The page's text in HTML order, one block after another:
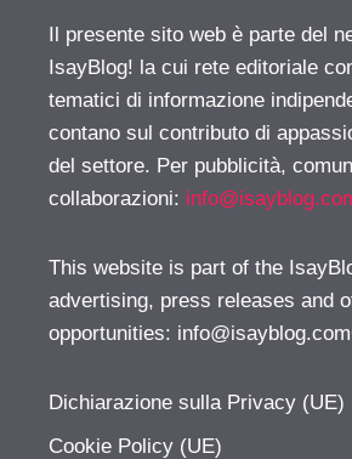
Il presente sito web è parte del
IsayBlog! la cui rete editoriale
tematici di informazione
contano sul contributo di
del settore. Per pubblicità,
collaborazioni:
This website is part of the
advertising, press releases and
opportunities:
Dichiarazione sulla Privacy (UE)
Cookie Policy (UE)